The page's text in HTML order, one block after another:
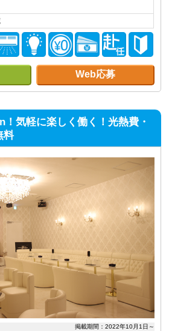
Web応募
！気軽に楽しく働く！光熱費・
料
掲載期間：2022年10月1日～